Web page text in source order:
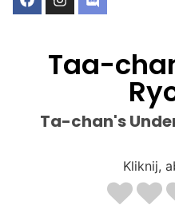
Taa-
Ta-chan's
Kliknij,